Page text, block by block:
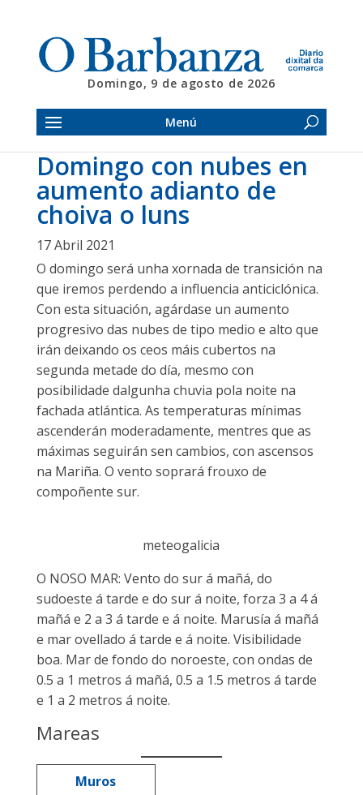
Domingo, 9 de agosto de 2026
Menú
Domingo con nubes en
aumento adianto de
choiva o luns
17 Abril 2021
O domingo será unha xornada de transición na
que iremos perdendo a influencia anticiclónica.
Con esta situación, agárdase un aumento
progresivo das nubes de tipo medio e alto que
irán deixando os ceos máis cubertos na
segunda metade do día, mesmo con
posibilidade dalgunha chuvia pola noite na
fachada atlántica. As temperaturas mínimas
ascenderán moderadamente, mentres que as
máximas seguirán sen cambios, con ascensos
na Mariña. O vento soprará frouxo de
compoñente sur.
meteogalicia
O NOSO MAR: Vento do sur á mañá, do
sudoeste á tarde e do sur á noite, forza 3 a 4 á
mañá e 2 a 3 á tarde e á noite. Marusía á mañá
e mar ovellado á tarde e á noite. Visibilidade
boa. Mar de fondo do noroeste, con ondas de
0.5 a 1 metros á mañá, 0.5 a 1.5 metros á tarde
e 1 a 2 metros á noite.
Mareas
Muros